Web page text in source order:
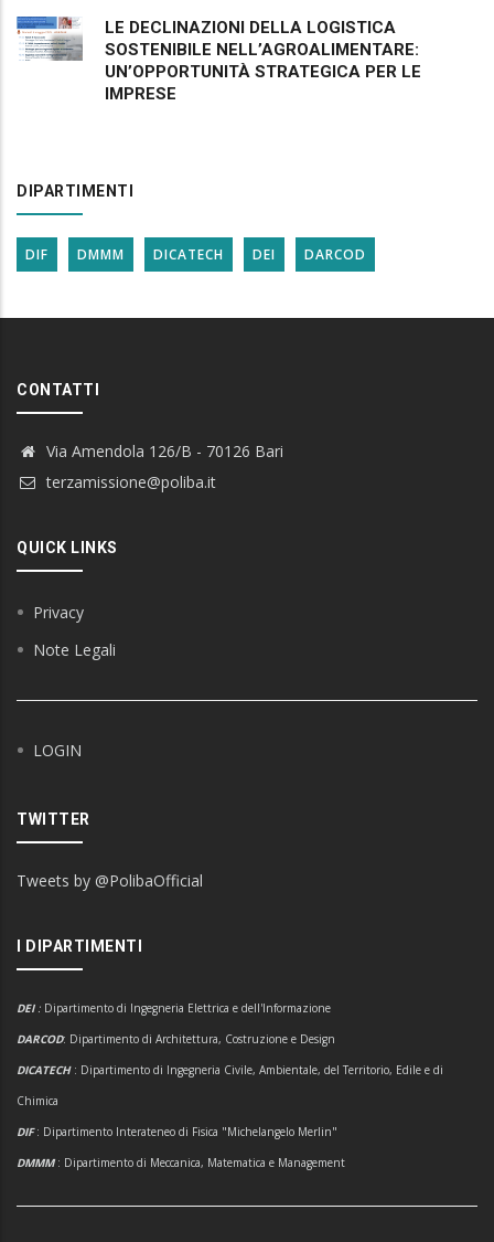
LE DECLINAZIONI DELLA LOGISTICA
SOSTENIBILE NELL’AGROALIMENTARE:
UN’OPPORTUNITÀ STRATEGICA PER LE
IMPRESE
DIPARTIMENTI
DIF DMMM DICATECH DEI DARCOD
CONTATTI
Via Amendola 126/B - 70126 Bari
terzamissione@poliba.it
QUICK LINKS
Privacy
Note Legali
LOGIN
TWITTER
Tweets by @PolibaOfficial
I DIPARTIMENTI
DEI : Dipartimento di Ingegneria Elettrica e dell'Informazione
DARCOD: Dipartimento di Architettura, Costruzione e Design
DICATECH : Dipartimento di Ingegneria Civile, Ambientale, del Territorio, Edile e di
Chimica
DIF: Dipartimento Interateneo di Fisica "Michelangelo Merlin"
DMMM: Dipartimento di Meccanica, Matematica e Management